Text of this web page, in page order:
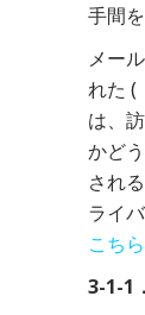
手間
メー
れた (
は、
かど
され
ライ
こち
3-1-1